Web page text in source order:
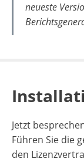
neueste
Jetzt
Führen Sie die
den